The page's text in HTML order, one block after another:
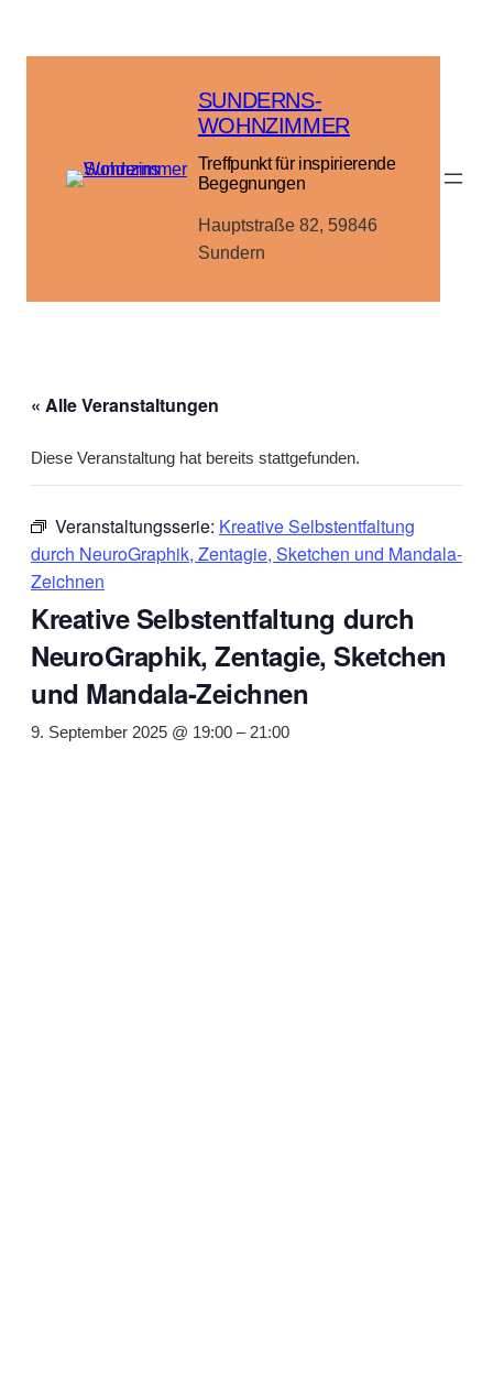
SUNDERNS-
WOHNZIMMER
Treffpunkt für inspirierende
Begegnungen
Hauptstraße 82, 59846
Sundern
« Alle Veranstaltungen
Diese Veranstaltung hat bereits stattgefunden.
Veranstaltungsserie: Kreative Selbstentfaltung
durch NeuroGraphik, Zentagie, Sketchen und Mandala-
Zeichnen
Kreative Selbstentfaltung durch
NeuroGraphik, Zentagie, Sketchen
und Mandala-Zeichnen
9. September 2025 @ 19:00 – 21:00